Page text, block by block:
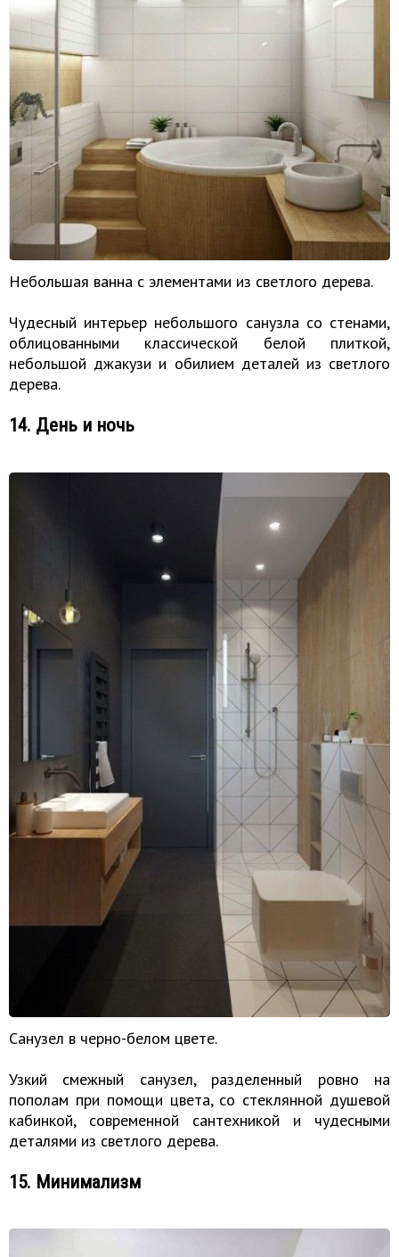
Небольшая ванна с элементами из светлого дерева.
Чудесный интерьер небольшого санузла со стенами,
облицованными классической белой плиткой,
небольшой джакузи и обилием деталей из светлого
дерева.
14. День и ночь
Санузел в черно-белом цвете.
Узкий смежный санузел, разделенный ровно на
пополам при помощи цвета, со стеклянной душевой
кабинкой, современной сантехникой и чудесными
деталями из светлого дерева.
15. Минимализм